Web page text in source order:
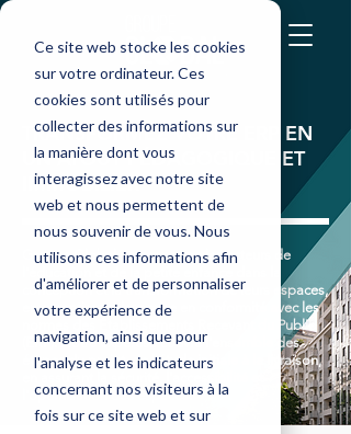
Ce site web stocke les cookies
sur votre ordinateur. Ces
cookies sont utilisés pour
collecter des informations sur
la manière dont vous
interagissez avec notre site
web et nous permettent de
nous souvenir de vous. Nous
utilisons ces informations afin
d'améliorer et de personnaliser
votre expérience de
navigation, ainsi que pour
l'analyse et les indicateurs
concernant nos visiteurs à la
fois sur ce site web et sur
TRANSFORMEZ VOTRE ERP EN
UN ATOUT PÉDAGOGIQUE ET
IMMOBILIER
Groupe Global accompagne les acteurs de
conception et la transformation de leurs espaces,
en garantissant leur mise en conformité avec les
normes des Établissements Recevant du Public
(ERP). Notre expertise couvre l'ensemble des
étapes du projet, de l'étude initiale à la livraison,
l'optimisation des espaces.